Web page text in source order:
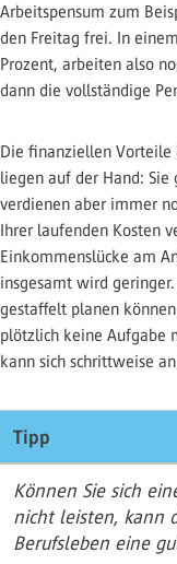
Arbeitspensum zum
den Freitag frei. In
Prozent, arbeiten also
dann die vollständige
Die finanziellen Vorteile
liegen auf der Hand:
verdienen aber immer
Ihrer laufenden Kosten
Einkommenslücke am
insgesamt wird
gestaffelt planen
plötzlich keine Aufgabe
kann sich schrittweise
Tipp
Können Sie sich
nicht leisten, kann
Berufsleben eine